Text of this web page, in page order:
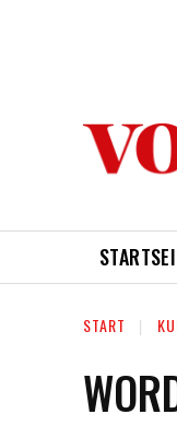
START